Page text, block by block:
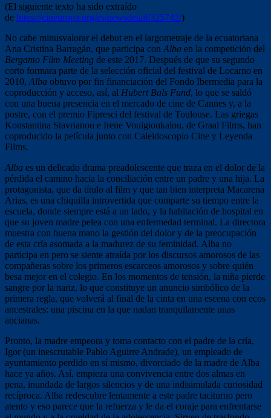
(El siguiente texto ha sido extraído
de https://cineuropa.org/es/newsdetail/325742/)
No cabe minusvalorar el debut en el largometraje de la ecuatoriana
Ana Cristina Barragán, que participa con Alba en la competición del
Bergamo Film Meeting de este 2017. Después de que su segundo
corto formara parte de la selección oficial del festival de Locarno en
2010, Alba obtuvo por fin financiación del Fondo Ibermedia para la
coproducción y acceso, así, al Hubert Bals Fund, lo que se saldó
con una buena presencia en el mercado de cine de Cannes y, a la
postre, con el premio Fipresci del festival de Toulouse. Las griegas
Konstantina Stavrianou e Irene Vouigioukalou, de Graal Films, han
coproducido la película junto con Caleidoscopio Cine y Leyenda
Films.
Alba es un delicado drama preadolescente que traza en el dolor de la
pérdida el camino hacia la conciliación entre un padre y una hija. La
protagonista, que da título al film y que tan bien interpreta Macarena
Arias, es una chiquilla introvertida que comparte su tiempo entre la
escuela, donde siempre está a un lado, y la habitación de hospital en
que su joven madre pelea con una enfermedad terminal. La directora
muestra con buena mano la gestión del dolor y de la preocupación
de esta cría asomada a la madurez de su feminidad. Alba no
participa en pero se siente atraída por los discursos amorosos de las
compañeras sobre los primeros escarceos amorosos y sobre quién
besa mejor en el colegio. En los momentos de tensión, la niña pierde
sangre por la nariz, lo que constituye un anuncio simbólico de la
primera regla, que volverá al final de la cinta en una escena con ecos
ancestrales: una piscina en la que nadan tranquilamente unas
ancianas.
Pronto, la madre empeora y toma contacto con el padre de la cría,
Igor (un inescrutable Pablo Aguirre Andrade), un empleado de
ayuntamiento perdido en sí mismo, divorciado de la madre de Alba
hace ya años. Así, empieza una convivencia entre dos almas en
pena, inundada de largos silencios y de una indisimulada curiosidad
recíproca. Alba redescubre lentamente a este padre taciturno pero
atento y eso parece que la refuerza y le da el coraje para enfrentarse